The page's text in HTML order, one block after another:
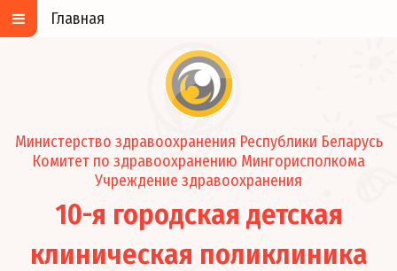
Министерство здравоохранения Республики Беларусь
Комитет по здравоохранению Мингорисполкома
Учреждение здравоохранения
10-я городская детская
клиническая поликлиника
Главная